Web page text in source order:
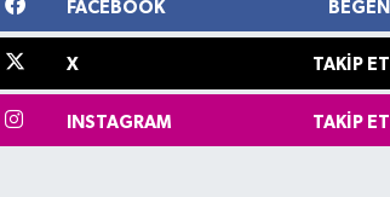
FACEBOOK BEĞEN
X TAKIP ET
INSTAGRAM TAKIP ET